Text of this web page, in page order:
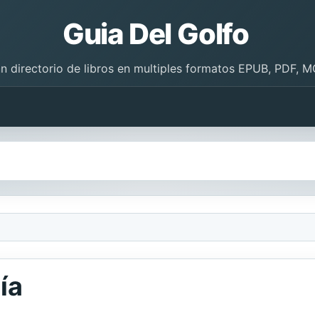
Guia Del Golfo
directorio de libros en multiples formatos EPUB, PDF,